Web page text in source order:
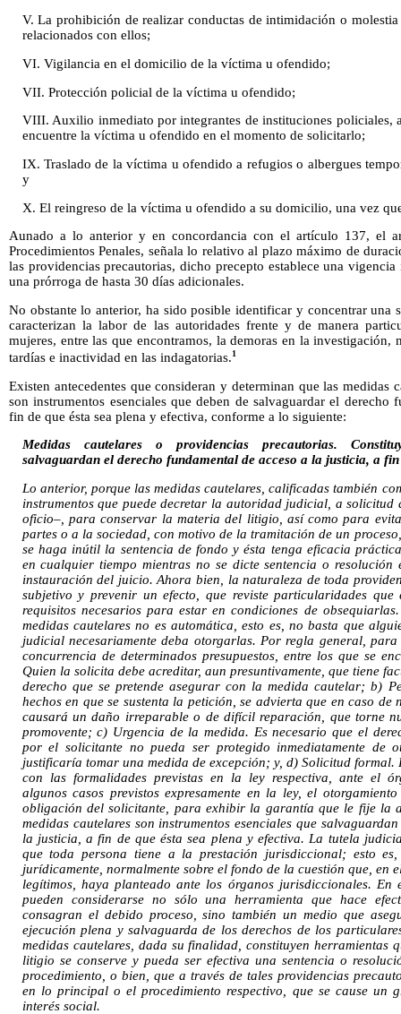
V. La prohibición de realizar conductas de intimidación o
relacionados con ellos;
VI. Vigilancia en el domicilio de la víctima u ofendido;
VII. Protección policial de la víctima u ofendido;
VIII. Auxilio inmediato por integrantes de instituciones policiales,
encuentre la víctima u ofendido en el momento de solicitarlo;
IX. Traslado de la víctima u ofendido a refugios o albergues
y
X. El reingreso de la víctima u ofendido a su domicilio, una vez
Aunado a lo anterior y en concordancia con el artículo 137, el
Procedimientos Penales, señala lo relativo al plazo máximo de
las providencias precautorias, dicho precepto establece una
una prórroga de hasta 30 días adicionales.
No obstante lo anterior, ha sido posible identificar y concentrar una
caracterizan la labor de las autoridades frente y de manera
mujeres, entre las que encontramos, la demoras en la investigación,
tardías e inactividad en las indagatorias.1
Existen antecedentes que consideran y determinan que las medidas
son instrumentos esenciales que deben de salvaguardar el derecho
fin de que ésta sea plena y efectiva, conforme a lo siguiente:
Medidas cautelares o providencias precautorias.
salvaguardan el derecho fundamental de acceso a la justicia, a
Lo anterior, porque las medidas cautelares, calificadas también
instrumentos que puede decretar la autoridad judicial, a solicitud
oficio–, para conservar la materia del litigio, así como para
partes o a la sociedad, con motivo de la tramitación de un
se haga inútil la sentencia de fondo y ésta tenga eficacia
en cualquier tiempo mientras no se dicte sentencia o
instauración del juicio. Ahora bien, la naturaleza de toda
subjetivo y prevenir un efecto, que reviste particularidades que
requisitos necesarios para estar en condiciones de
medidas cautelares no es automática, esto es, no basta que
judicial necesariamente deba otorgarlas. Por regla general,
concurrencia de determinados presupuestos, entre los que se
Quien la solicita debe acreditar, aun presuntivamente, que tiene
derecho que se pretende asegurar con la medida cautelar; b)
hechos en que se sustenta la petición, se advierta que en caso
causará un daño irreparable o de difícil reparación, que torne
promovente; c) Urgencia de la medida. Es necesario que el
por el solicitante no pueda ser protegido inmediatamente de
justificaría tomar una medida de excepción; y, d) Solicitud formal.
con las formalidades previstas en la ley respectiva, ante el
algunos casos previstos expresamente en la ley, el
obligación del solicitante, para exhibir la garantía que le fije la
medidas cautelares son instrumentos esenciales que
la justicia, a fin de que ésta sea plena y efectiva. La tutela
que toda persona tiene a la prestación jurisdiccional; esto
jurídicamente, normalmente sobre el fondo de la cuestión que, en
legítimos, haya planteado ante los órganos jurisdiccionales. En
pueden considerarse no sólo una herramienta que hace
consagran el debido proceso, sino también un medio que
ejecución plena y salvaguarda de los derechos de los
medidas cautelares, dada su finalidad, constituyen
litigio se conserve y pueda ser efectiva una sentencia o
procedimiento, o bien, que a través de tales providencias
en lo principal o el procedimiento respectivo, que se cause un
interés social.